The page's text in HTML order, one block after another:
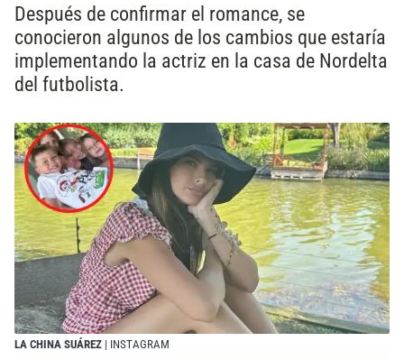
Después de confirmar el romance, se
conocieron algunos de los cambios que estaría
implementando la actriz en la casa de Nordelta
del futbolista.
LA CHINA SUÁREZ | INSTAGRAM